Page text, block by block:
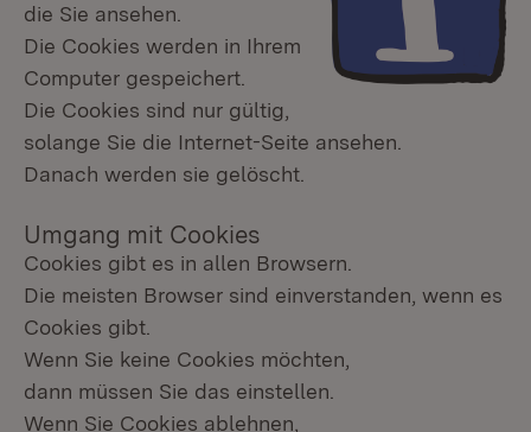
die Sie ansehen.
Die Cookies werden in Ihrem
Computer gespeichert.
Die Cookies sind nur gültig,
solange Sie die Internet-Seite ansehen.
Danach werden sie gelöscht.
Umgang mit Cookies
Cookies gibt es in allen Browsern.
Die meisten Browser sind einverstanden, wenn es
Cookies gibt.
Wenn Sie keine Cookies möchten,
dann müssen Sie das einstellen.
Wenn Sie Cookies ablehnen,